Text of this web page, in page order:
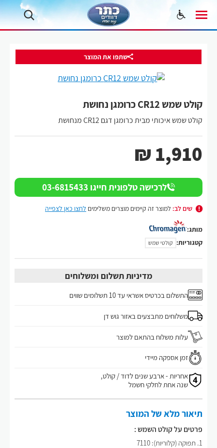
שתפו את המוצר
קולט שמש CR12 כרומגן נחושת
קולט שמש איכותי מבית כרומגן דגם CR12 מנחושת
₪1,910
לרכישה טלפונית חייגו 03-6815433
שים לב: למוצר זה קיימים מוצרים משלימים לחצו כאן לצפייה
מותג:
קטגוריות: קולטי שמש
מדיניות תשלום ומשלוחים
התשלום בכרטיס אשראי עד 10 תשלומים שווים
משלוחים מתבצעים באזור גוש דן
עלות משלוח בהתאם למוצר
זמן אספקה מיידי
אחריות - ארבע שנים לדוד / קולט,
שנה אחת לחלקי חשמל
תיאור מלא של המוצר
פרטים על קולט השמש :
תפוקה (קלוריות): 7110